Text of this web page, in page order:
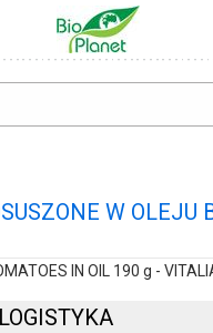
W OLEJU
IN OIL 190 g -